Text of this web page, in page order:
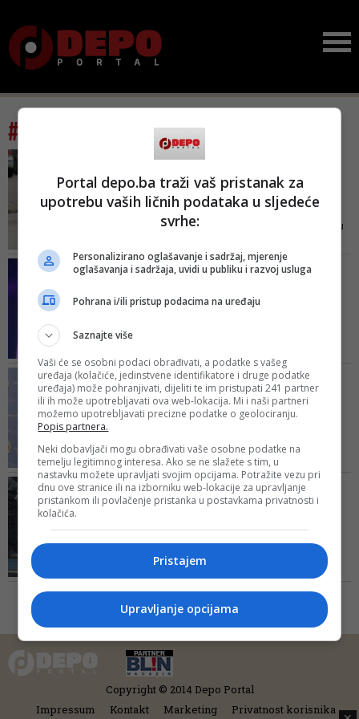
#tag: žandarmerija
Rudom, policajci
oslobođeni: ...
Pripadnici Žandarmerije su bili u
naređenje. Radnici su odbijali da
iz dvorišta puste zarobljene
sagovornik
I DALJE STIŽU KOMENTARI
inicijativu nakon
cijela Bosna i Hercegovina, treba
manje policije i manje oružja, a
ne više
NAKON POSTROJAVANJA U
ZALUŽANIMA
Oglasili se iz Ambasade
pomno...
Podsjećamo, svečanim
postrojavanjem jedinice
žandarmerije u Centru za obuku u
Zalužanima kod Banje Luke,
organizaciona jedinica MUPRS-a
UMJESTO REZERVNOG
SASTAVA POLICIJE
Žandarmerija RS,
se od toga odustalo, jer je
utvrđeno da bi za to bio potreban
duži vremenski period. Stoga je u
Copyright © 2014 Depo Portal
Impressum
Kontakt Marketing Privatnost korisnika
Portal depo.ba traži vaš pristanak za
upotrebu vaših ličnih podataka u sljedeće
svrhe:
Personalizirano oglašavanje i sadržaj, mjerenje
oglašavanja i sadržaja, uvidi u publiku i razvoj usluga
Pohrana i/ili pristup podacima na uređaju
Saznajte više
Vaši će se osobni podaci obrađivati, a podatke s vašeg
uređaja (kolačiće, jedinstvene identifikatore i druge podatke
uređaja) može pohranjivati, dijeliti te im pristupati 241 partner
ili ih može upotrebljavati ova web-lokacija. Mi i naši partneri
možemo upotrebljavati precizne podatke o geolociranju.
Popis partnera.
Neki dobavljači mogu obrađivati vaše osobne podatke na
temelju legitimnog interesa. Ako se ne slažete s tim, u
nastavku možete upravljati svojim opcijama. Potražite vezu pri
dnu ove stranice ili na izborniku web-lokacije za upravljanje
pristankom ili povlačenje pristanka u postavkama privatnosti i
kolačića.
Pristajem
Upravljanje opcijama